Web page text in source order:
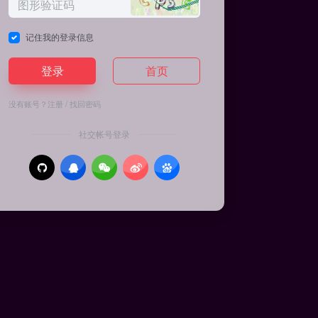
记住我的登录信息
登录 首页
没有账号？ 注册 /找回密码
社交帐号登录